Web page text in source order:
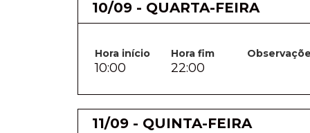
10/09 - QUARTA-FEIRA
Hora início Hora fim
10:00 22:00
11/09 - QUINTA-FEIRA